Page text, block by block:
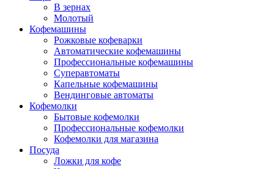
В зернах
Молотый
Кофемашины
Рожковые кофеварки
Автоматические кофемашины
Профессиональные кофемашины
Суперавтоматы
Капельные кофемашины
Вендинговые автоматы
Кофемолки
Бытовые кофемолки
Профессиональные кофемолки
Кофемолки для магазина
Посуда
Ложки для кофе